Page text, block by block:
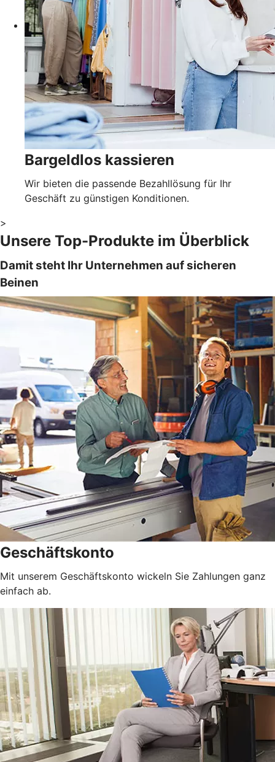
Bargeldlos kassieren
Wir bieten die passende Bezahllösung für Ihr
Geschäft zu günstigen Konditionen.
>
Unsere Top-Produkte im Überblick
Damit steht Ihr Unternehmen auf sicheren
Beinen
Geschäftskonto
Mit unserem Geschäftskonto wickeln Sie Zahlungen ganz
einfach ab.